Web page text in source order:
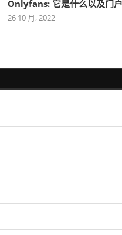
Onlyfans: 它是什么以及门
26 10 月, 2022